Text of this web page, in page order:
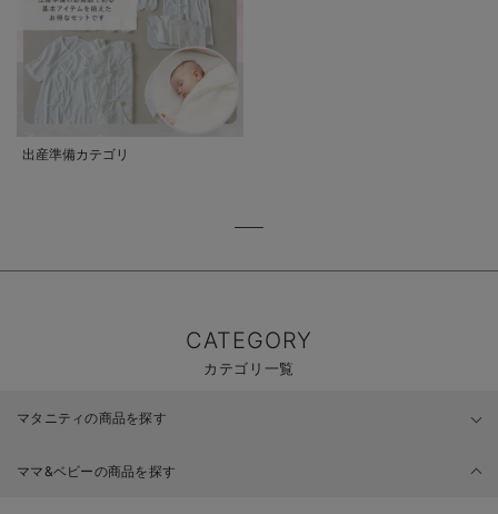
出産準備カテゴリ
CATEGORY
カテゴリ一覧
マタニティの商品を探す
ママ&ベビーの商品を探す